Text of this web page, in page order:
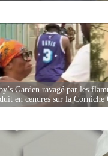
Garden ravagé par les
en cendres sur la Corniche